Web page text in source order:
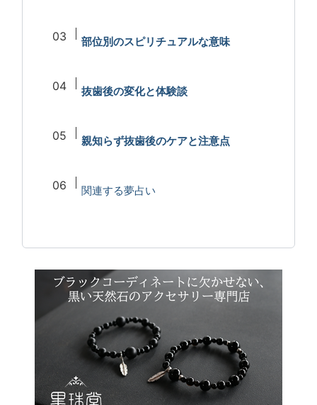
部位別のスピリチュアルな意味
抜歯後の変化と体験談
親知らず抜歯後のケアと注意点
関連する夢占い